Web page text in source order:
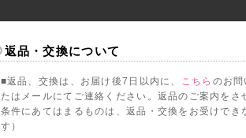
返品・交換について
■返品、交換は、お届け後7日以内に、 こちら のお問
たはメールにてご連絡ください。返品のご案内をさ
条件にあてはまるものは、返品・交換をお受けでき
す）